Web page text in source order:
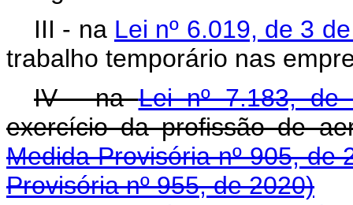
III - na Lei nº 6.019, de 3
trabalho temporário nas
IV - naLei nº 7.183,
exercício da
Medida Provisória nº 905, de
Provisória nº 955, de 2020)